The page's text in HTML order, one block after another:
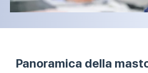
Panoramica della